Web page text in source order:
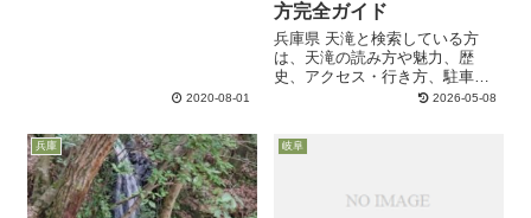
2020-08-01
方完全ガイド
兵庫県 天滝と検索している方
は、天滝の読み方や魅力、歴
史、アクセス・行き方、駐車
場、駐車場からの所要時間、遊
ラ、パワースポットとしての雰
て知りたいのではないかな...
2026-05-08
兵庫 岐阜